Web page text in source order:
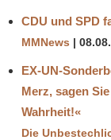
CDU und SPD
MMNews
EX-UN-
Merz, sagen
Wahrheit!«
Die